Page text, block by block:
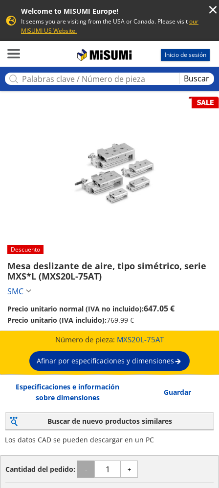
Welcome to MISUMI Europe!
It seems you are visiting from the USA or Canada. Please visitour
MISUMI US Website.
Inicio de sesión
Buscar
Descuento
Mesa deslizante de aire, tipo simétrico, serie
MXS*L (MXS20L-75AT)
SMC
Precio unitario normal (IVA no incluido):647.05 €
Precio unitario (IVA incluido):769.99 €
Número de pieza: MXS20L-75AT
Afinar por especificaciones y dimensiones
Especificaciones e información
sobre dimensiones
Guardar
Buscar de nuevo productos similares
Los datos CAD se pueden descargar en un PC
Cantidad del pedido: - +